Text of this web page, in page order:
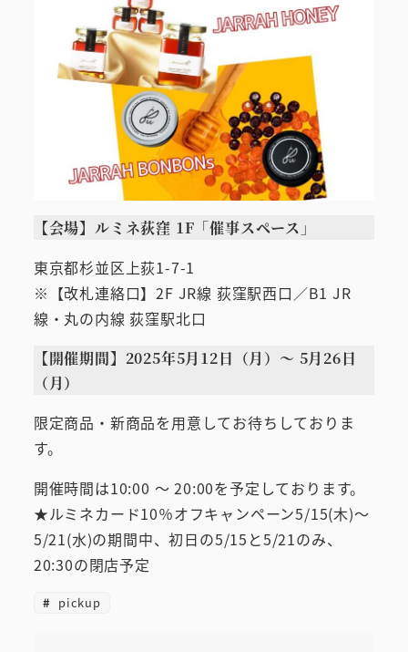
【会場】ルミネ荻窪 1F「催事スペース」
東京都杉並区上荻1-7-1
※【改札連絡口】2F JR線 荻窪駅西口／B1 JR
線・丸の内線 荻窪駅北口
【開催期間】2025年5月12日（月）～ 5月26日
（月）
限定商品・新商品を用意してお待ちしておりま
す。
開催時間は10:00 ～ 20:00を予定しております。
★ルミネカード10％オフキャンペーン5/15(木)～
5/21(水)の期間中、初日の5/15と5/21のみ、
20:30の閉店予定
pickup